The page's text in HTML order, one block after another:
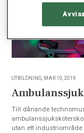
UTBILDNING, MAR 10, 2019
Till dånande
utan ett industriområde